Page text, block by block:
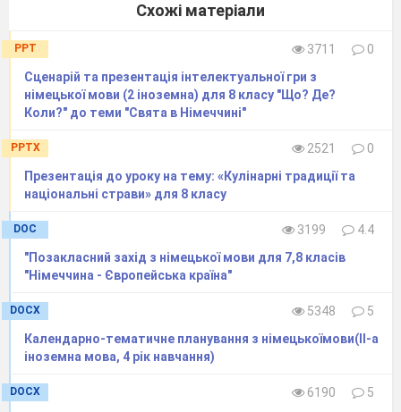
Схожі матеріали
PPT 3711
0
Сценарій та презентація інтелектуальної гри з
німецької мови (2 іноземна) для 8 класу "Що? Де?
Коли?" до теми "Свята в Німеччині"
PPTX 2521
0
Презентація до уроку на тему: «Кулінарні традиції та
національні страви» для 8 класу
DOC 3199
4.4
"Позакласний захід з німецької мови для 7,8 класів
"Німеччина - Європейська країна"
DOCX 5348
5
Календарно-тематичне планування з німецькоїмови(ІІ-а
іноземна мова, 4 рік навчання)
DOCX 6190
5